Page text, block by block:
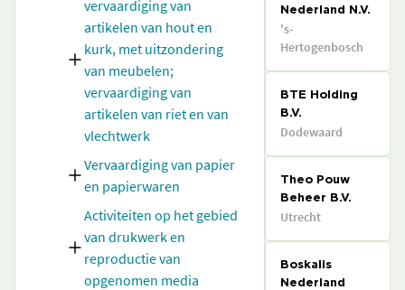
vervaardiging van
artikelen van hout en
kurk, met uitzondering
van meubelen;
vervaardiging van
artikelen van riet en van
vlechtwerk
Vervaardiging van papier
en papierwaren
Activiteiten op het gebied
van drukwerk en
reproductie van
opgenomen media
Nederland N.V.
's-
Hertogenbosch
BTE Holding
B.V.
Dodewaard
Theo Pouw
Beheer B.V.
Utrecht
Boskalis
Nederland